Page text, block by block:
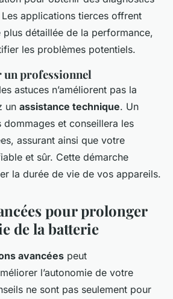
Les applications tierces offrent
plus détaillée de la performance,
les problèmes potentiels.
un professionnel
astuces n’améliorent pas la
un assistance technique. Un
dommages et conseillera les
assurant ainsi que votre
et sûr. Cette démarche
la durée de vie de vos appareils.
pour prolonger
de la batterie
avancées peut
l’autonomie de votre
ne sont pas seulement pour